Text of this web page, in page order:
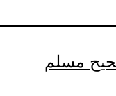
مسلم